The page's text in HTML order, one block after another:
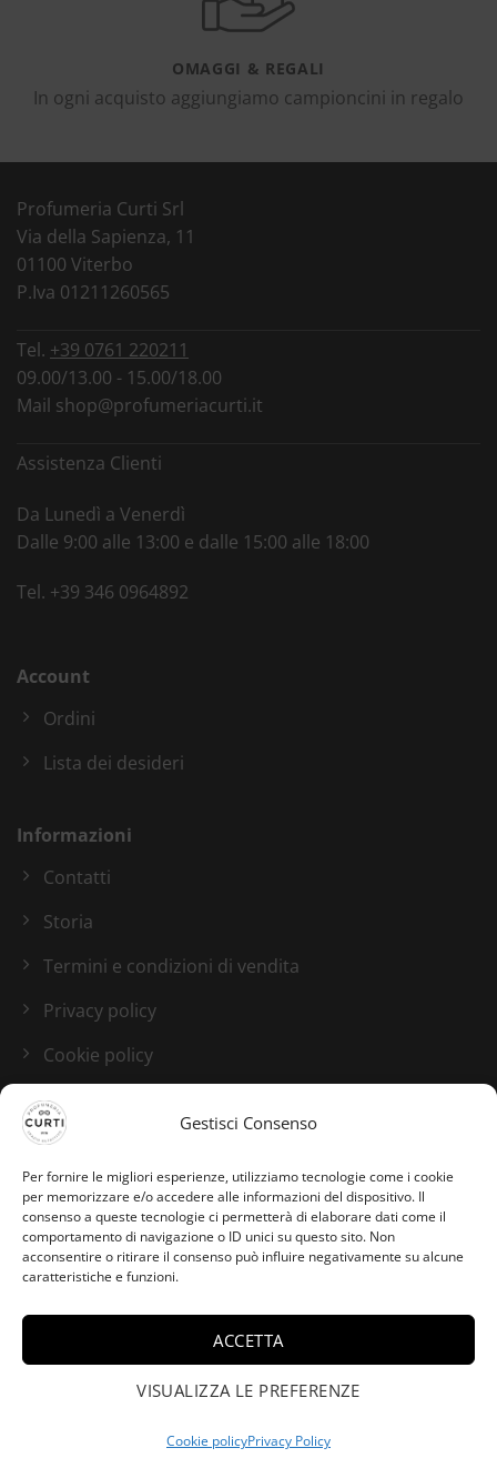
Gestisci Consenso
Per fornire le migliori esperienze, utilizziamo tecnologie come i cookie
per memorizzare e/o accedere alle informazioni del dispositivo. Il
consenso a queste tecnologie ci permetterà di elaborare dati come il
comportamento di navigazione o ID unici su questo sito. Non
acconsentire o ritirare il consenso può influire negativamente su alcune
caratteristiche e funzioni.
ACCETTA
VISUALIZZA LE PREFERENZE
Cookie policyPrivacy Policy
OMAGGI & REGALI
In ogni acquisto aggiungiamo campioncini in regalo
Profumeria Curti Srl
Via della Sapienza, 11
01100 Viterbo
P.Iva 01211260565
Tel. +39 0761 220211
09.00/13.00 - 15.00/18.00
Mail shop@profumeriacurti.it
Assistenza Clienti
Da Lunedì a Venerdì
Dalle 9:00 alle 13:00 e dalle 15:00 alle 18:00
Tel. +39 346 0964892
Account
Ordini
Lista dei desideri
Informazioni
Contatti
Storia
Termini e condizioni di vendita
Privacy policy
Cookie policy
Blog
I nostri canali social
Credits:Studio GTomasselli.it